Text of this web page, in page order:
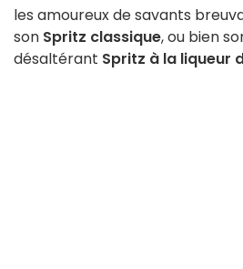
les amoureux de savants
son Spritz classique, ou bien
désaltérant Spritz à la liqueur